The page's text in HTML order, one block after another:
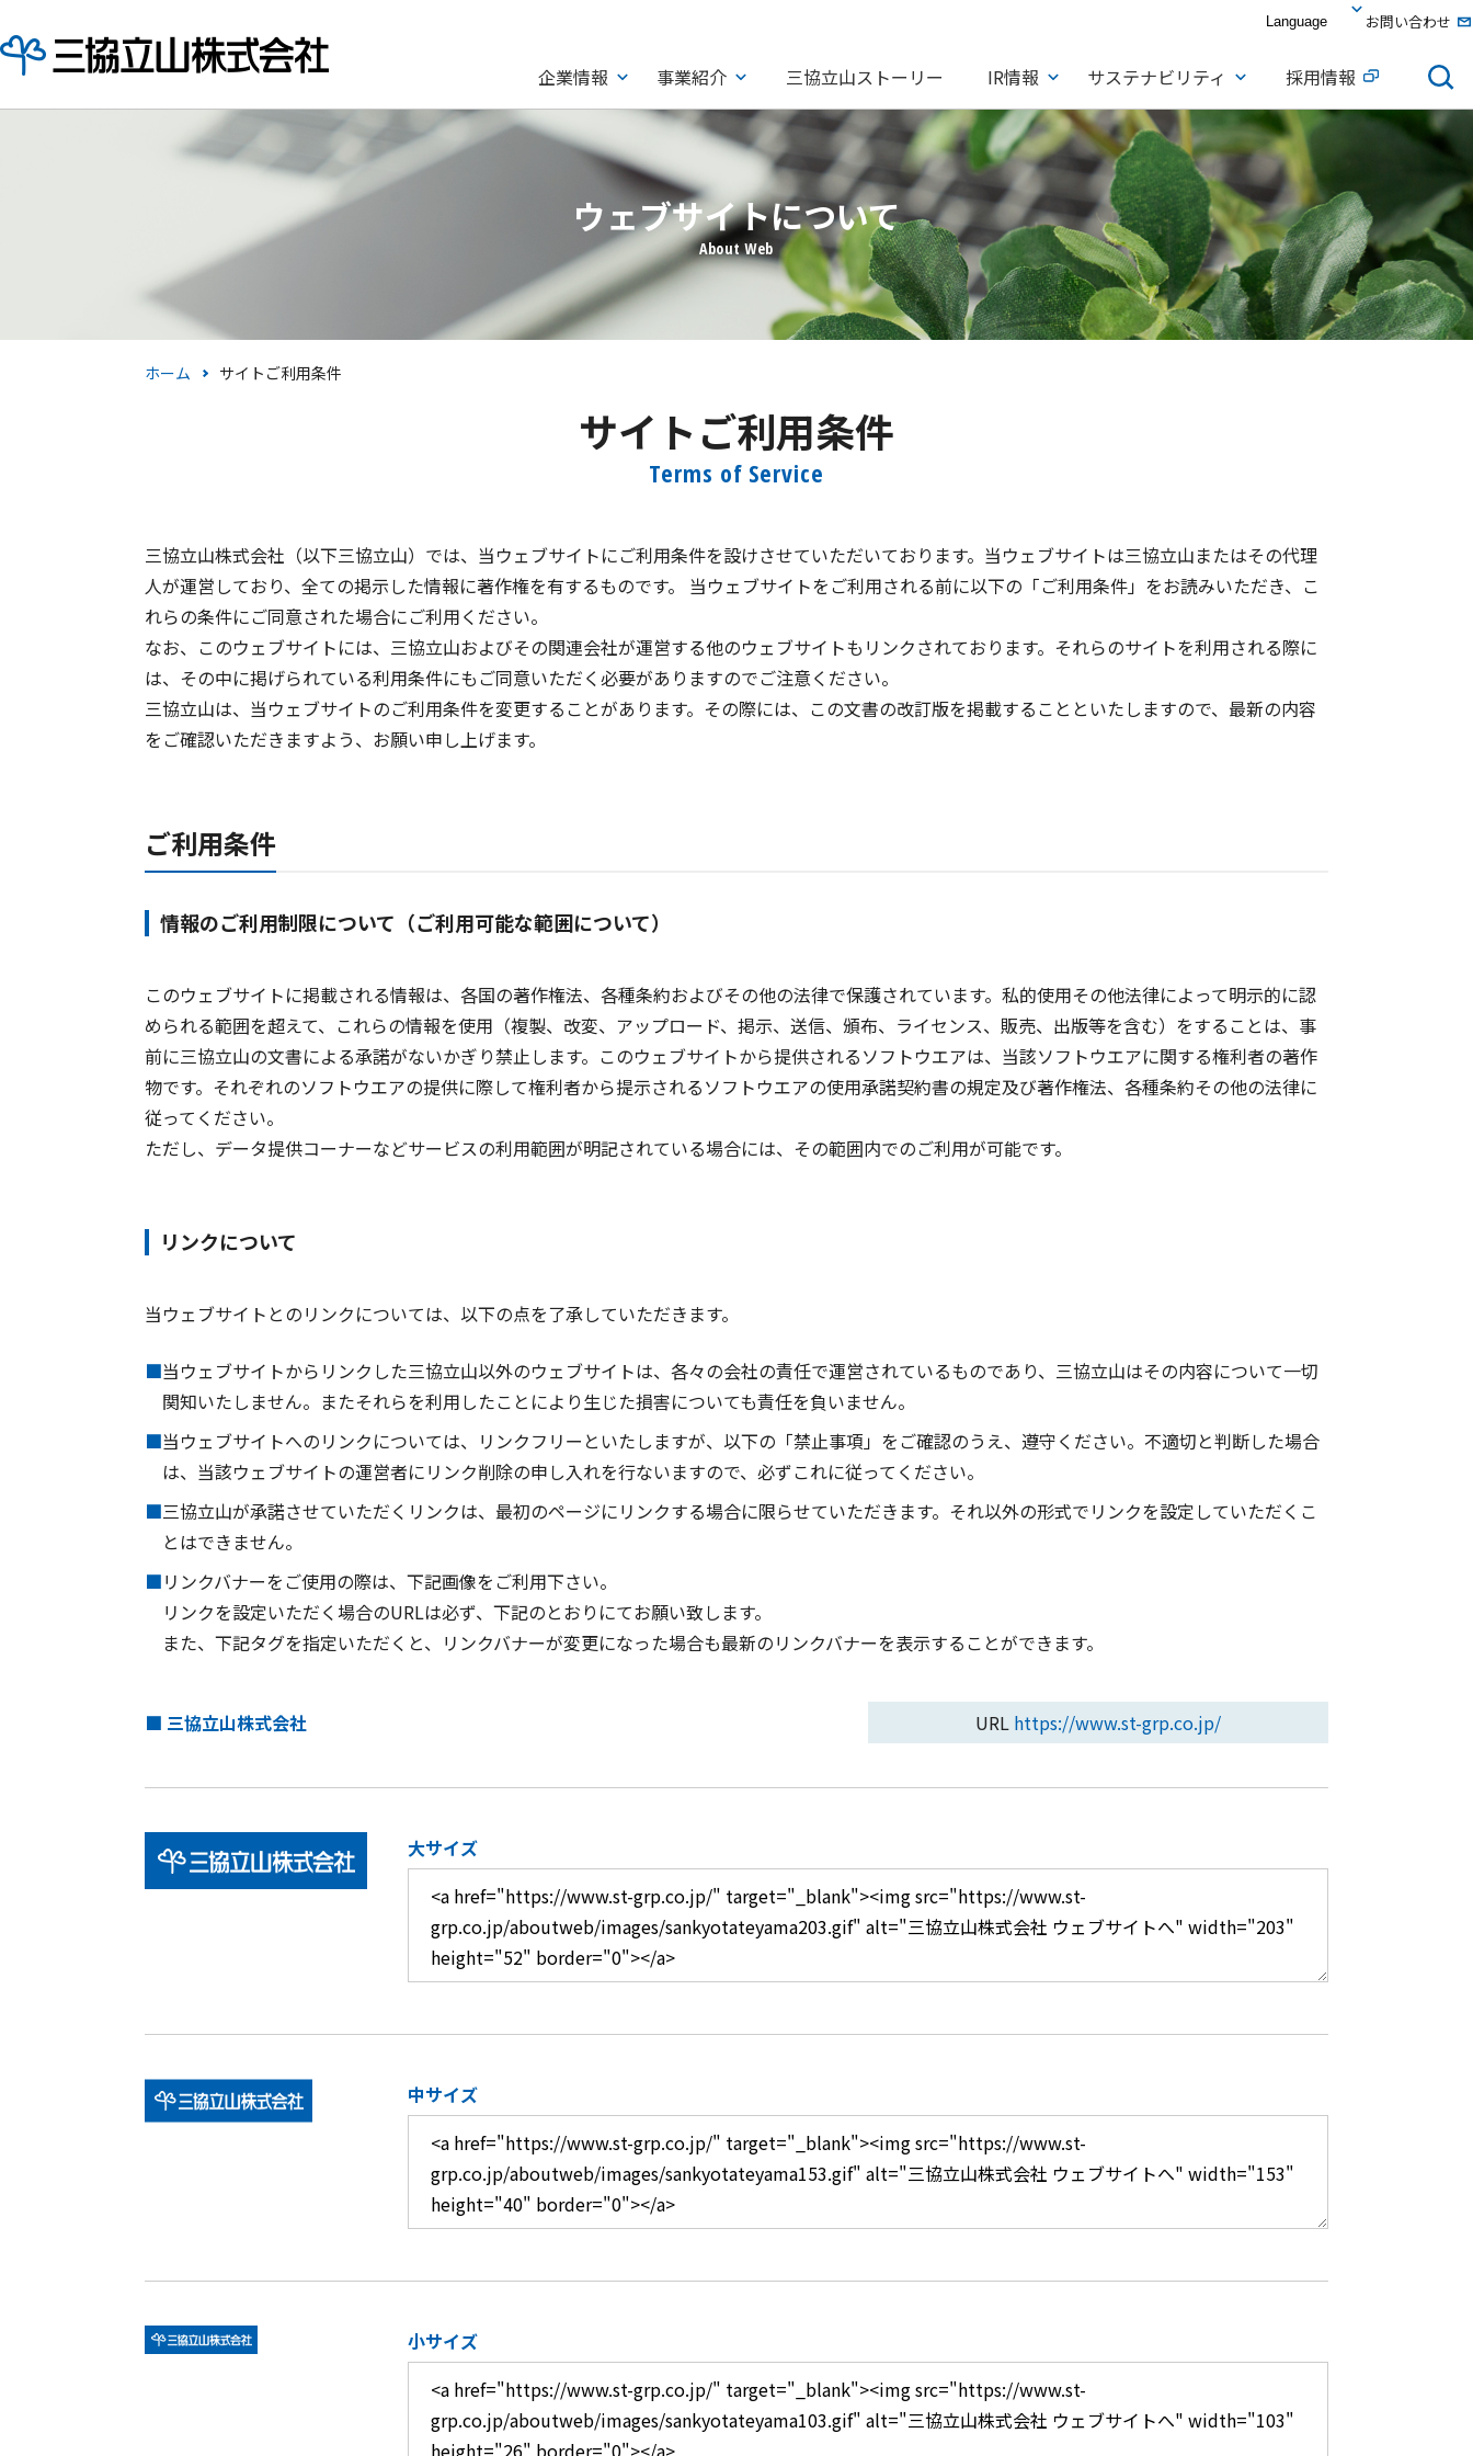
お問い合わせ
企業情報 事業紹介 三協立山ストーリー IR情報 サステナビリティ 採用情報
ウェブサイトについて
ホーム サイトご利用条件
サイトご利用条件
三協立山株式会社（以下三協立山）では、当ウェブサイトにご利用条件を設けさせていただいております。当ウェブサイトは三協立山またはその代理
人が運営しており、全ての掲示した情報に著作権を有するものです。 当ウェブサイトをご利用される前に以下の「ご利用条件」をお読みいただき、こ
れらの条件にご同意された場合にご利用ください。
なお、このウェブサイトには、三協立山およびその関連会社が運営する他のウェブサイトもリンクされております。それらのサイトを利用される際に
は、その中に掲げられている利用条件にもご同意いただく必要がありますのでご注意ください。
三協立山は、当ウェブサイトのご利用条件を変更することがあります。その際には、この文書の改訂版を掲載することといたしますので、最新の内容
をご確認いただきますよう、お願い申し上げます。
ご利用条件
情報のご利用制限について（ご利用可能な範囲について）
このウェブサイトに掲載される情報は、各国の著作権法、各種条約およびその他の法律で保護されています。私的使用その他法律によって明示的に認
められる範囲を超えて、これらの情報を使用（複製、改変、アップロード、掲示、送信、頒布、ライセンス、販売、出版等を含む）をすることは、事
前に三協立山の文書による承諾がないかぎり禁止します。このウェブサイトから提供されるソフトウエアは、当該ソフトウエアに関する権利者の著作
物です。それぞれのソフトウエアの提供に際して権利者から提示されるソフトウエアの使用承諾契約書の規定及び著作権法、各種条約その他の法律に
従ってください。
ただし、データ提供コーナーなどサービスの利用範囲が明記されている場合には、その範囲内でのご利用が可能です。
リンクについて
当ウェブサイトとのリンクについては、以下の点を了承していただきます。
■当ウェブサイトからリンクした三協立山以外のウェブサイトは、各々の会社の責任で運営されているものであり、三協立山はその内容について一切
関知いたしません。またそれらを利用したことにより生じた損害についても責任を負いません。
■当ウェブサイトへのリンクについては、リンクフリーといたしますが、以下の「禁止事項」をご確認のうえ、遵守ください。不適切と判断した場合
は、当該ウェブサイトの運営者にリンク削除の申し入れを行ないますので、必ずこれに従ってください。
■三協立山が承諾させていただくリンクは、最初のページにリンクする場合に限らせていただきます。それ以外の形式でリンクを設定していただくこ
とはできません。
■リンクバナーをご使用の際は、下記画像をご利用下さい。
リンクを設定いただく場合のURLは必ず、下記のとおりにてお願い致します。
また、下記タグを指定いただくと、リンクバナーが変更になった場合も最新のリンクバナーを表示することができます。
■ 三協立山株式会社 URL https://www.st-grp.co.jp/
大サイズ
中サイズ
小サイズ